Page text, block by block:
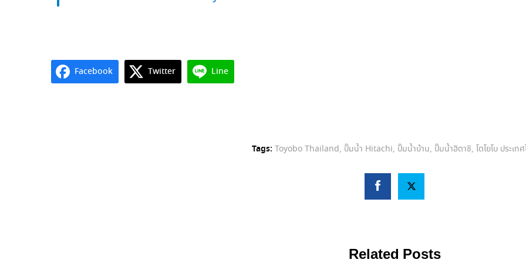
Facebook Twitter Line
Tags: Toyobo Thailand, ปั๊มน้ำ Hitachi, ปั๊มน้ำบ้าน, ปั๊มน้ำฮิตาชิ, โตโยโบ ประเท
Related Posts